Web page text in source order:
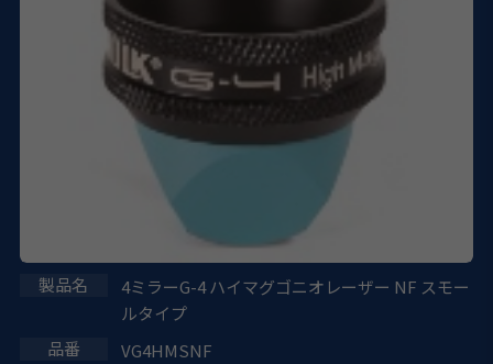
4ミラーG-4 ハイマグゴニオレーザー NF スモー
ルタイプ
VG4HMSNF